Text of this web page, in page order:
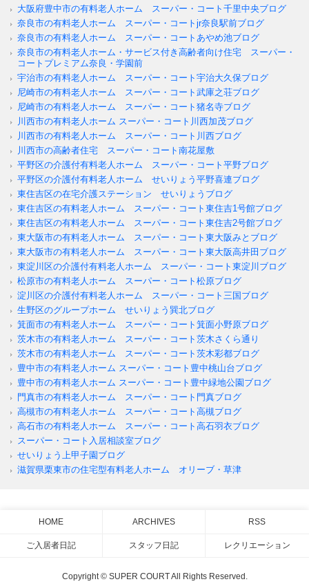
大阪府豊中市の有料老人ホーム スーパー・コート千里中央ブログ
奈良市の有料老人ホーム スーパー・コートjr奈良駅前ブログ
奈良市の有料老人ホーム スーパー・コートあやめ池ブログ
奈良市の有料老人ホーム・サービス付き高齢者向け住宅 スーパー・
コートプレミアム奈良・学園前
宇治市の有料老人ホーム スーパー・コート宇治大久保ブログ
尼崎市の有料老人ホーム スーパー・コート武庫之荘ブログ
尼崎市の有料老人ホーム スーパー・コート猪名寺ブログ
川西市の有料老人ホーム スーパー・コート川西加茂ブログ
川西市の有料老人ホーム スーパー・コート川西ブログ
川西市の高齢者住宅 スーパー・コート南花屋敷
平野区の介護付有料老人ホーム スーパー・コート平野ブログ
平野区の介護付有料老人ホーム せいりょう平野喜連ブログ
東住吉区の在宅介護ステーション せいりょうブログ
東住吉区の有料老人ホーム スーパー・コート東住吉1号館ブログ
東住吉区の有料老人ホーム スーパー・コート東住吉2号館ブログ
東大阪市の有料老人ホーム スーパー・コート東大阪みとブログ
東大阪市の有料老人ホーム スーパー・コート東大阪高井田ブログ
東淀川区の介護付有料老人ホーム スーパー・コート東淀川ブログ
松原市の有料老人ホーム スーパー・コート松原ブログ
淀川区の介護付有料老人ホーム スーパー・コート三国ブログ
生野区のグループホーム せいりょう巽北ブログ
箕面市の有料老人ホーム スーパー・コート箕面小野原ブログ
茨木市の有料老人ホーム スーパー・コート茨木さくら通り
茨木市の有料老人ホーム スーパー・コート茨木彩都ブログ
豊中市の有料老人ホーム スーパー・コート豊中桃山台ブログ
豊中市の有料老人ホーム スーパー・コート豊中緑地公園ブログ
門真市の有料老人ホーム スーパー・コート門真ブログ
高槻市の有料老人ホーム スーパー・コート高槻ブログ
高石市の有料老人ホーム スーパー・コート高石羽衣ブログ
スーパー・コート入居相談室ブログ
せいりょう上甲子園ブログ
滋賀県栗東市の住宅型有料老人ホーム オリーブ・草津
HOME ARCHIVES RSS
ご入居者日記 スタッフ日記 レクリエーション
Copyright © SUPER COURT All Rights Reserved.